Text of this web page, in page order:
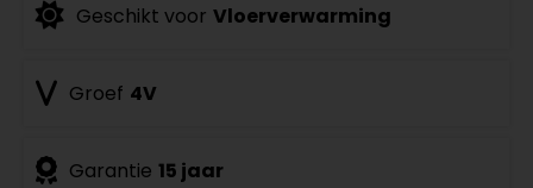
Geschikt voor Vloerverwarming
Groef 4V
Garantie 15 jaar